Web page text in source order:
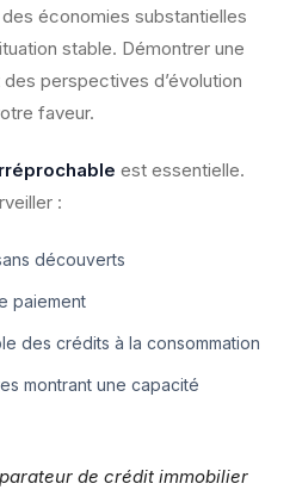
économies substantielles
stable. Démontrer une
perspectives d’évolution
faveur.
est essentielle.
:
découverts
paiement
des crédits à la consommation
montrant une capacité
de crédit immobilier